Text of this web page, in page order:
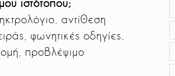
ιστότοπου;
αντίθεση
φωνητικές οδηγίες,
προβλέψιμο